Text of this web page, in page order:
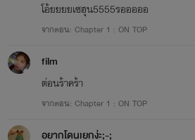
โอ้ยยยยเซฮุน5555รอออออ
จากตอน: Chapter 1 : ON TOP
film
ต่อนร้าคร้า
จากตอน: Chapter 1 : ON TOP
อยากโดนเยกง่ะ;-;